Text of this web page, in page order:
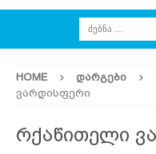
HOME ᲓᲐᲠᲒᲔᲑᲘ
ვარდისფერი
რქაწითელი